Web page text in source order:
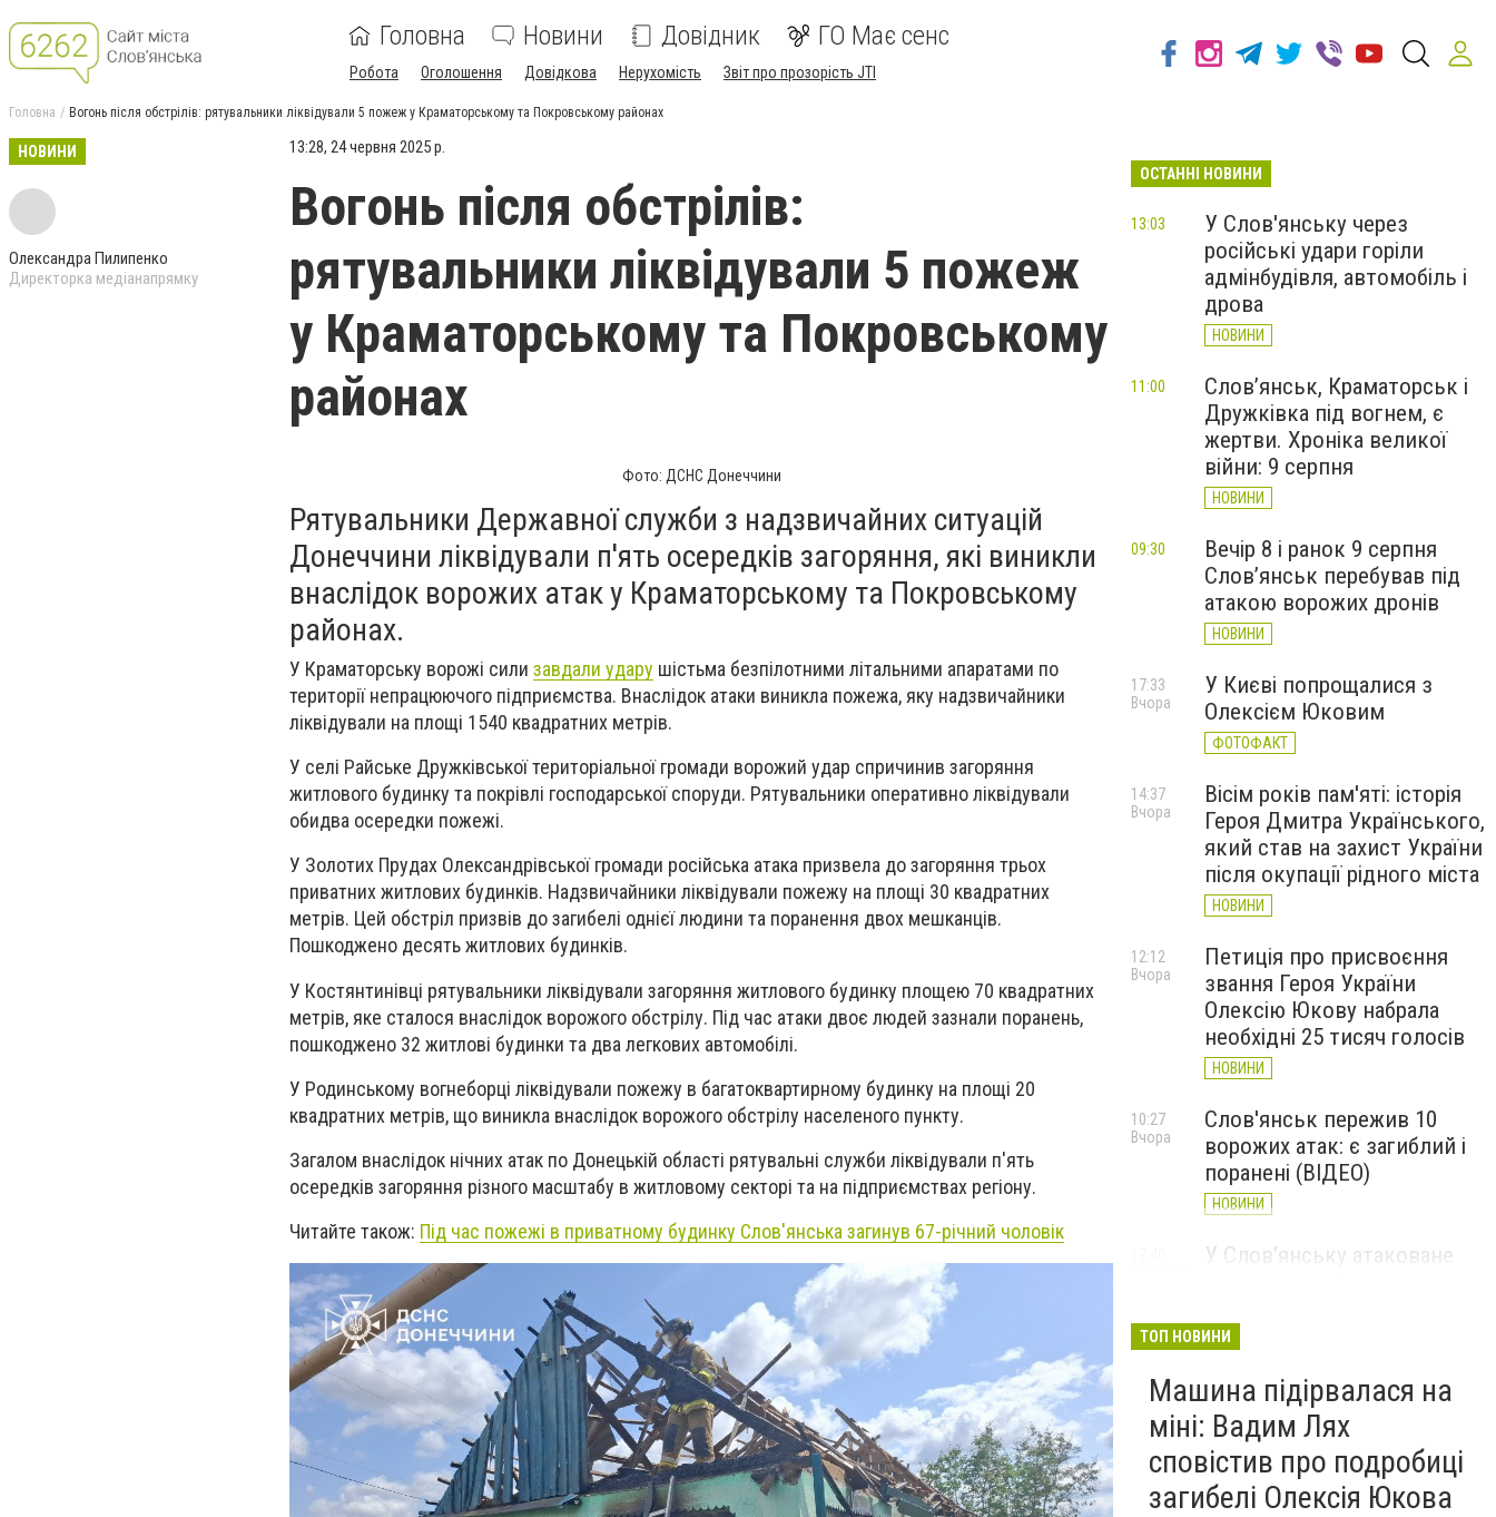
Головна Новини Довідник ГО Має сенс
Робота Оголошення Довідкова Нерухомість Звіт про прозорість JTI
Головна Вогонь після обстрілів: рятувальники ліквідували 5 пожеж у Краматорському та Покровському районах
НОВИНИ
Олександра Пилипенко
Директорка медіанапрямку
13:28, 24 червня 2025 р.
Вогонь після обстрілів:
рятувальники ліквідували 5 пожеж
у Краматорському та Покровському
районах
Фото: ДСНС Донеччини
Рятувальники Державної служби з надзвичайних ситуацій
Донеччини ліквідували п'ять осередків загоряння, які виникли
внаслідок ворожих атак у Краматорському та Покровському
районах.
У Краматорську ворожі сили завдали удару шістьма безпілотними літальними апаратами по
території непрацюючого підприємства. Внаслідок атаки виникла пожежа, яку надзвичайники
ліквідували на площі 1540 квадратних метрів.
У селі Райське Дружківської територіальної громади ворожий удар спричинив загоряння
житлового будинку та покрівлі господарської споруди. Рятувальники оперативно ліквідували
обидва осередки пожежі.
У Золотих Прудах Олександрівської громади російська атака призвела до загоряння трьох
приватних житлових будинків. Надзвичайники ліквідували пожежу на площі 30 квадратних
метрів. Цей обстріл призвів до загибелі однієї людини та поранення двох мешканців.
Пошкоджено десять житлових будинків.
У Костянтинівці рятувальники ліквідували загоряння житлового будинку площею 70 квадратних
метрів, яке сталося внаслідок ворожого обстрілу. Під час атаки двоє людей зазнали поранень,
пошкоджено 32 житлові будинки та два легкових автомобілі.
У Родинському вогнеборці ліквідували пожежу в багатоквартирному будинку на площі 20
квадратних метрів, що виникла внаслідок ворожого обстрілу населеного пункту.
Загалом внаслідок нічних атак по Донецькій області рятувальні служби ліквідували п'ять
осередків загоряння різного масштабу в житловому секторі та на підприємствах регіону.
Читайте також: Під час пожежі в приватному будинку Слов'янська загинув 67-річний чоловік
ОСТАННІ НОВИНИ
У Слов'янську через
російські удари горіли
адмінбудівля, автомобіль і
дрова
НОВИНИ
13:03
Слов’янськ, Краматорськ і
Дружківка під вогнем, є
жертви. Хроніка великої
війни: 9 серпня
НОВИНИ
11:00
Вечір 8 і ранок 9 серпня
Слов’янськ перебував під
атакою ворожих дронів
НОВИНИ
09:30
У Києві попрощалися з
Олексієм Юковим
ФОТОФАКТ
17:33
Вчора
Вісім років пам'яті: історія
Героя Дмитра Українського,
який став на захист України
після окупації рідного міста
НОВИНИ
14:37
Вчора
Петиція про присвоєння
звання Героя України
Олексію Юкову набрала
необхідні 25 тисяч голосів
НОВИНИ
12:12
Вчора
Слов'янськ пережив 10
ворожих атак: є загиблий і
поранені (ВІДЕО)
НОВИНИ
10:27
Вчора
У Слов’янську атаковане
НОВИНИ
ТОП НОВИНИ
Машина підірвалася на
міні: Вадим Лях
сповістив про подробиці
загибелі Олексія Юкова